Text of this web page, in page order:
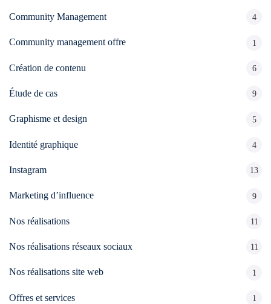
Community Management 4
Community management offre 1
Création de contenu 6
Étude de cas 9
Graphisme et design 5
Identité graphique 4
Instagram 13
Marketing d’influence 9
Nos réalisations 11
Nos réalisations réseaux sociaux 11
Nos réalisations site web 1
Offres et services 1